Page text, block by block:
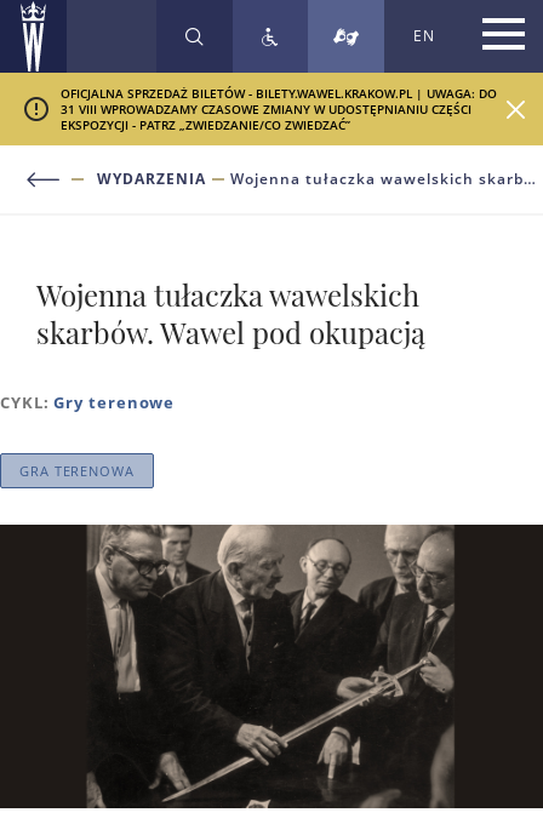
SZUKAJ EN
OFICJALNA SPRZEDAŻ BILETÓW - BILETY.WAWEL.KRAKOW.PL | UWAGA: DO
31 VIII WPROWADZAMY CZASOWE ZMIANY W UDOSTĘPNIANIU CZĘŚCI
EKSPOZYCJI - PATRZ „ZWIEDZANIE/CO ZWIEDZAĆ”
WYDARZENIA Wojenna tułaczka wawelskich skarbów. Wawel pod okupacją
Wojenna tułaczka wawelskich
skarbów. Wawel pod okupacją
CYKL:Gry terenowe
GRA TERENOWA